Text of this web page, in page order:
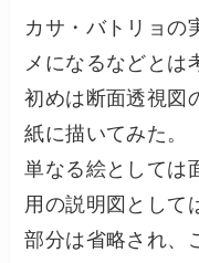
カサ・バトリョの
メになるなどとは
初めは断面透視図
紙に描いてみた。
単なる絵としては
用の説明図として
部分は省略され、